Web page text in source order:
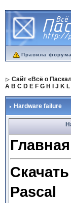
Правила форума
Сайт «Всё о
A B C D E F G H J K L
Hardware failure
Главная
Pascal